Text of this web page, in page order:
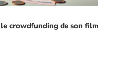
crowdfunding de son film